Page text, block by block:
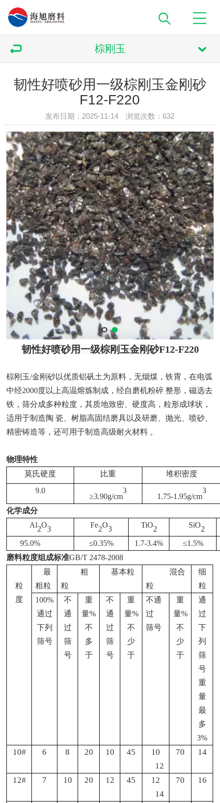
棕刚玉
韧性好喷砂用一级棕刚玉金刚砂
F12-F220
发布日期：2025-11-14 浏览次数： 632
韧性好喷砂用一级棕刚玉金刚砂F12-F220
棕刚玉/金刚砂以优质铝矾土为原料，无烟煤，铁霄，在电弧
中经2000度以上高温熔炼制成，经自磨机粉碎 整形，磁选去
铁，筛分成多种粒度，其质地致密、硬度高，粒形成球状，
适用于制造陶 瓷、树脂高固结磨具以及研磨、抛光、喷砂、
精密铸造等，还可用于制造高级耐火材料 。
物理特性
莫氏硬度
比重
堆积密度
9.0
≥3.90g/cm
3
1.75-1.95g/cm
3
化学成分
Al2O3 Fe2O3 TiO2 SiO2
95.0%
≤0.35% 1.7-3.4% ≤1.5%
磨料粒度组成标准GB/T 2478-2008
粒
度
最
粗粒
粗
粒
基本粒
混合
粒
细
粒
100%
通过
下列
筛号
不
通
过
筛
号
重
量%
不
多
于
不
通
过
筛
号
重
量%
不
少
于
不通
过
筛号
重
量%
不
少
于
通
过
下
列
筛
号
重
量
最
多
3%
10# 6 8 20 10 45
10
12
70 14
12# 7 10 20 12 45
12
14
70 16